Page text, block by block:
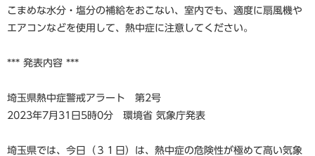
こまめな水分・塩分の補給をおこない、室内でも、適度に扇風機や
エアコンなどを使用して、熱中症に注意してください。
*** 発表内容 ***
埼玉県熱中症警戒アラート 第2号
2023年7月31日5時0分 環境省 気象庁発表
埼玉県では、今日（３１日）は、熱中症の危険性が極めて高い気象